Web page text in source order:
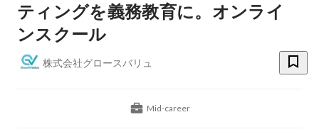
ティングを義務教育に。オンライ
ンスクール
株式会社グロースバリュ
Mid-career